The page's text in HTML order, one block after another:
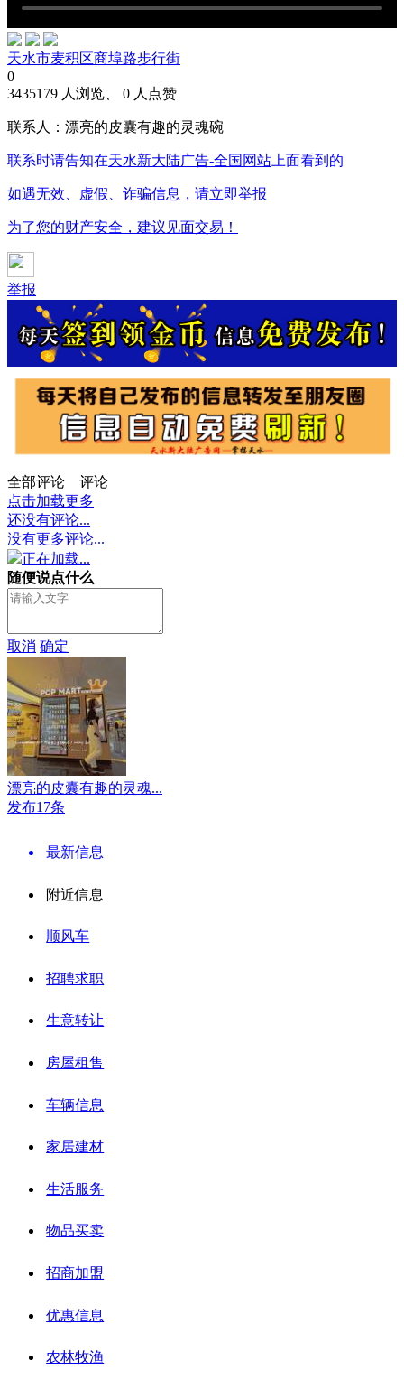
天水市麦积区商埠路步行街
0
3435179 人浏览、 0 人点赞
联系人：漂亮的皮囊有趣的灵魂碗
联系时请告知在天水新大陆广告-全国网站 上面看到的
如遇无效、虚假、诈骗信息，请立即举报
为了您的财产安全，建议见面交易！
举报
全部评论
评论
点击加载更多
还没有评论...
没有更多评论...
正在加载...
随便说点什么
取消 确定
漂亮的皮囊有趣的灵魂...
发布17条
最新信息
附近信息
顺风车
招聘求职
生意转让
房屋租售
车辆信息
家居建材
生活服务
物品买卖
招商加盟
优惠信息
农林牧渔